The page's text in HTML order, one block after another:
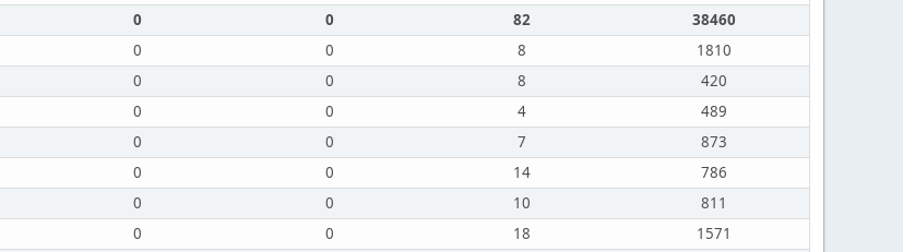
0 0 82
38460
0 0 8
1810
0 0 8
420
0 0 4
489
0 0 7
873
0 0 14
786
0 0 10
811
0 0 18
1571